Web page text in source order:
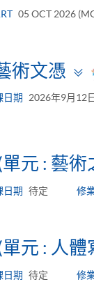
05 OCT 2026
術文憑
日期 2026年9月12
元 : 藝
日期 待定 修
元 : 人
日期 待定 修